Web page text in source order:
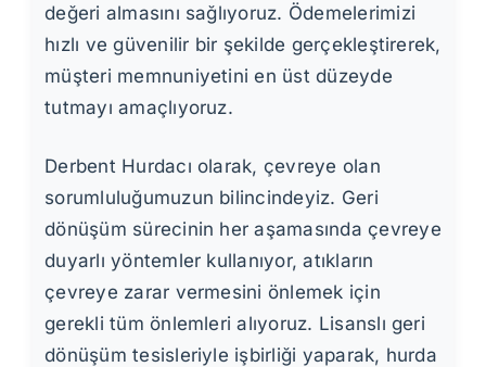
değeri almasını sağlıyoruz. Ödemelerimizi
hızlı ve güvenilir bir şekilde gerçekleştirerek,
müşteri memnuniyetini en üst düzeyde
tutmayı amaçlıyoruz.
Derbent Hurdacı olarak, çevreye olan
sorumluluğumuzun bilincindeyiz. Geri
dönüşüm sürecinin her aşamasında çevreye
duyarlı yöntemler kullanıyor, atıkların
çevreye zarar vermesini önlemek için
gerekli tüm önlemleri alıyoruz. Lisanslı geri
dönüşüm tesisleriyle işbirliği yaparak, hurda